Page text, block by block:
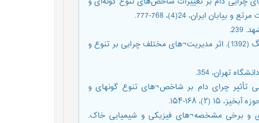
ایران، 24(4)، 768-777.
زارع کیا، صدیقه؛ فیاض، حمد؛ غلامی، پرویز؛ گودرزی، محمود؛ جعفری، فرهنگ (1392). اثر مدیریت¬های مختلف چرایی بر تنوع و
فرجی، ایلین؛ طاطیان، محمدرضا؛ تمرتاش، رضا؛ سنای، انور (1403). بررسی تأثیر چرای دام بر شاخص¬های تنوع گونه‎ای و
۱۶۸-۱۵۴.
تنوع، غنای گونه¬ای و برخی مشخصه¬های فیزیکی و شیمیایی خاک.